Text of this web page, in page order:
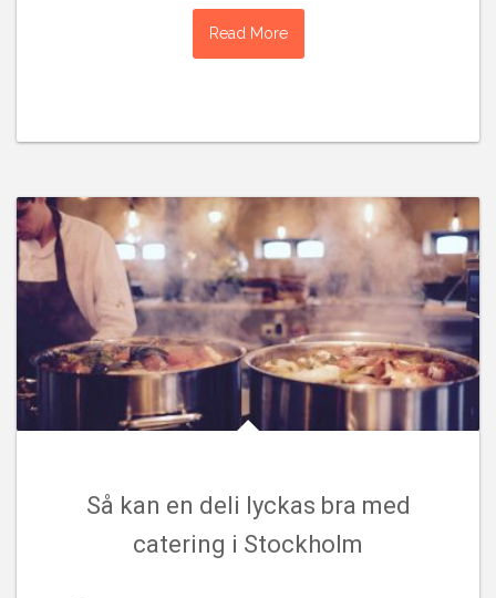
Read More
Så kan en deli lyckas bra med
catering i Stockholm